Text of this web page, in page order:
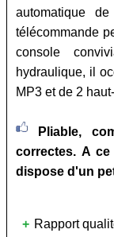
automatique
télécommande
console
hydraulique, il
MP3 et de 2
Pliable,
correctes. A
dispose d'un
Rapport